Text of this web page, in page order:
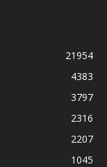
21954
4383
3797
2316
2207
1045